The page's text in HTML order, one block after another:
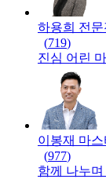
하용희 전문
(719)
진심 어린
이봉재 마스
(977)
함께 나누